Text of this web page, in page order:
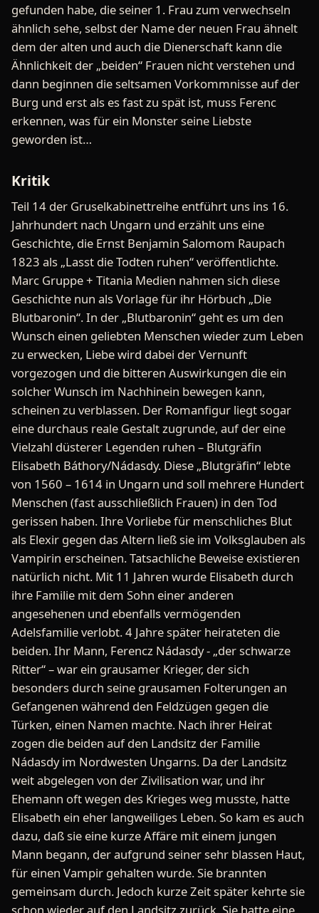
gefunden habe, die seiner 1. Frau zum verwechseln
ähnlich sehe, selbst der Name der neuen Frau ähnelt
dem der alten und auch die Dienerschaft kann die
Ähnlichkeit der „beiden“ Frauen nicht verstehen und
dann beginnen die seltsamen Vorkommnisse auf der
Burg und erst als es fast zu spät ist, muss Ferenc
erkennen, was für ein Monster seine Liebste
geworden ist…
Kritik
Teil 14 der Gruselkabinettreihe entführt uns ins 16.
Jahrhundert nach Ungarn und erzählt uns eine
Geschichte, die Ernst Benjamin Salomom Raupach
1823 als „Lasst die Todten ruhen“ veröffentlichte.
Marc Gruppe + Titania Medien nahmen sich diese
Geschichte nun als Vorlage für ihr Hörbuch „Die
Blutbaronin“. In der „Blutbaronin“ geht es um den
Wunsch einen geliebten Menschen wieder zum Leben
zu erwecken, Liebe wird dabei der Vernunft
vorgezogen und die bitteren Auswirkungen die ein
solcher Wunsch im Nachhinein bewegen kann,
scheinen zu verblassen. Der Romanfigur liegt sogar
eine durchaus reale Gestalt zugrunde, auf der eine
Vielzahl düsterer Legenden ruhen – Blutgräfin
Elisabeth Báthory/Nádasdy. Diese „Blutgräfin“ lebte
von 1560 – 1614 in Ungarn und soll mehrere Hundert
Menschen (fast ausschließlich Frauen) in den Tod
gerissen haben. Ihre Vorliebe für menschliches Blut
als Elexir gegen das Altern ließ sie im Volksglauben als
Vampirin erscheinen. Tatsachliche Beweise existieren
natürlich nicht. Mit 11 Jahren wurde Elisabeth durch
ihre Familie mit dem Sohn einer anderen
angesehenen und ebenfalls vermögenden
Adelsfamilie verlobt. 4 Jahre später heirateten die
beiden. Ihr Mann, Ferencz Nádasdy - „der schwarze
Ritter“ – war ein grausamer Krieger, der sich
besonders durch seine grausamen Folterungen an
Gefangenen während den Feldzügen gegen die
Türken, einen Namen machte. Nach ihrer Heirat
zogen die beiden auf den Landsitz der Familie
Nádasdy im Nordwesten Ungarns. Da der Landsitz
weit abgelegen von der Zivilisation war, und ihr
Ehemann oft wegen des Krieges weg musste, hatte
Elisabeth ein eher langweiliges Leben. So kam es auch
dazu, daß sie eine kurze Affäre mit einem jungen
Mann begann, der aufgrund seiner sehr blassen Haut,
für einen Vampir gehalten wurde. Sie brannten
gemeinsam durch. Jedoch kurze Zeit später kehrte sie
schon wieder auf den Landsitz zurück. Sie hatte eine